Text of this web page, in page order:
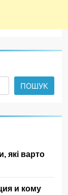
ПОШУК
які варто
и кому